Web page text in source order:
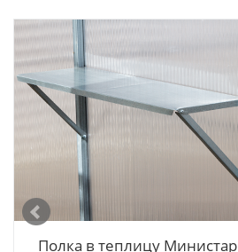
Полка в теплицу Министар